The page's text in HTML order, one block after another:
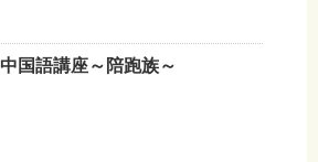
中国語講座～陪跑族～